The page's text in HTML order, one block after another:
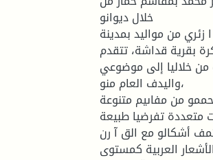
خلال ديوانو
من مواليد بمدينة
بقرية قداشة، تتقدم
خلاليا إلى موضوعي
واليدف العام منو،
من مفاىيم متنوعة
تفرضيا طبيعة
أشكالو مع الق آ رن
العربية كمستوى